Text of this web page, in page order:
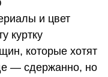
и цвет
куртку
которые хотят
— сдержанно, но